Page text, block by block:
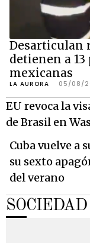
Desarticulan
detienen a
mexicanas
LA AURORA 05/08/
EU revoca la
de Brasil en
Cuba vuelve a
su sexto
del verano
SOCIEDAD